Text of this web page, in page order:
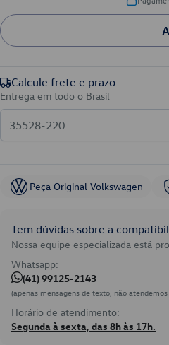
Calcule frete e prazo
Entrega em todo o Brasil
Peça Original Volkswagen
Tem dúvidas sobre a
Nossa equipe especializada está
Whatsapp:
(41) 99125-2143
(apenas mensagens de texto, não
Horário de atendimento:
Segunda à sexta, das 8h às 17h.